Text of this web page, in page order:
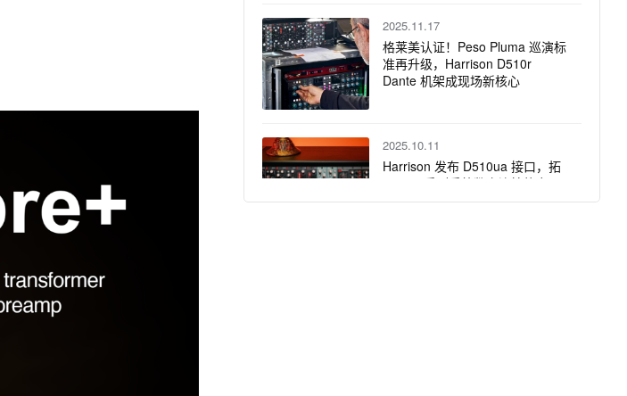
2025.11.17
格莱美认证！Peso Pluma 巡演标
准再升级，Harrison D510r
Dante 机架成现场新核心
2025.10.11
Harrison 发布 D510ua 接口，拓
展 500 系列系统数字连接能力